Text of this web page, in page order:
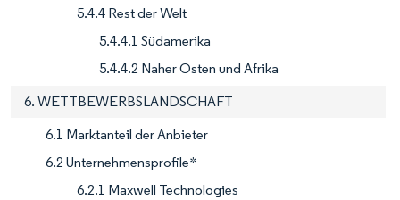
5.4.4 Rest der Welt
5.4.4.1 Südamerika
5.4.4.2 Naher Osten und Afrika
6. WETTBEWERBSLANDSCHAFT
6.1 Marktanteil der Anbieter
6.2 Unternehmensprofile*
6.2.1 Maxwell Technologies